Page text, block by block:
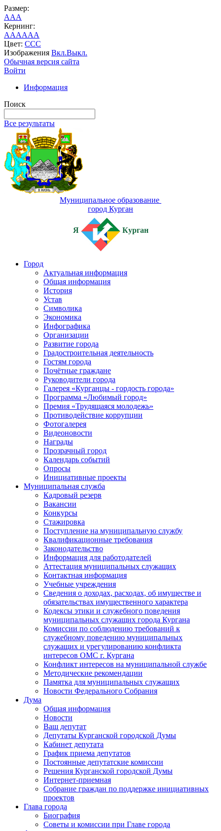
Размер:
AAA
Кернинг:
AAAAAA
Цвет: CCC
Изображения Вкл.Выкл.
Обычная версия сайта
Войти
Информация
Поиск
Все результаты
Муниципальное образование
город Курган
Я Курган
Город
Актуальная информация
Общая информация
История
Устав
Символика
Экономика
Инфографика
Организации
Развитие города
Градостроительная деятельность
Гостям города
Почётные граждане
Руководители города
Галерея «Курганцы - гордость города»
Программа «Любимый город»
Премия «Трудящаяся молодежь»
Противодействие коррупции
Фотогалерея
Видеоновости
Награды
Прозрачный город
Календарь событий
Опросы
Инициативные проекты
Муниципальная служба
Кадровый резерв
Вакансии
Конкурсы
Стажировка
Поступление на муниципальную службу
Квалификационные требования
Законодательство
Информация для работодателей
Аттестация муниципальных служащих
Контактная информация
Учебные учреждения
Сведения о доходах, расходах, об имуществе и
обязательствах имущественного характера
Кодексы этики и служебного поведения
муниципальных служащих города Кургана
Комиссии по соблюдению требований к
служебному поведению муниципальных
служащих и урегулированию конфликта
интересов ОМС г. Кургана
Конфликт интересов на муниципальной службе
Методические рекомендации
Памятка для муниципальных служащих
Новости Федерального Cобрания
Дума
Общая информация
Новости
Ваш депутат
Депутаты Курганской городской Думы
Кабинет депутата
График приема депутатов
Постоянные депутатские комиссии
Решения Курганской городской Думы
Интернет-приемная
Собрание граждан по поддержке инициативных
проектов
Глава города
Биография
Советы и комиссии при Главе города